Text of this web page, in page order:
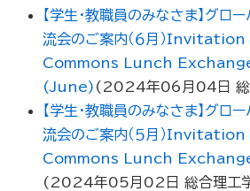
【学生・教職員のみなさま】グロ
流会のご案内（６月）
Commons Lunch
(June) ( 2024年06月04日
【学生・教職員のみなさま】グロ
流会のご案内（５月）
Commons Lunch
( 2024年05月02日 総合理工